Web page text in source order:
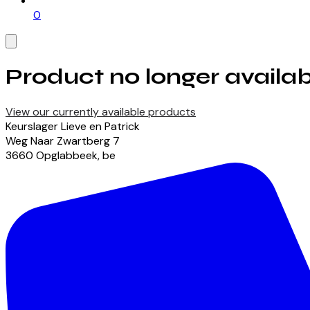
0
Product no longer
View our currently available products
Keurslager Lieve en Patrick
Weg Naar Zwartberg 7
3660 Opglabbeek,be